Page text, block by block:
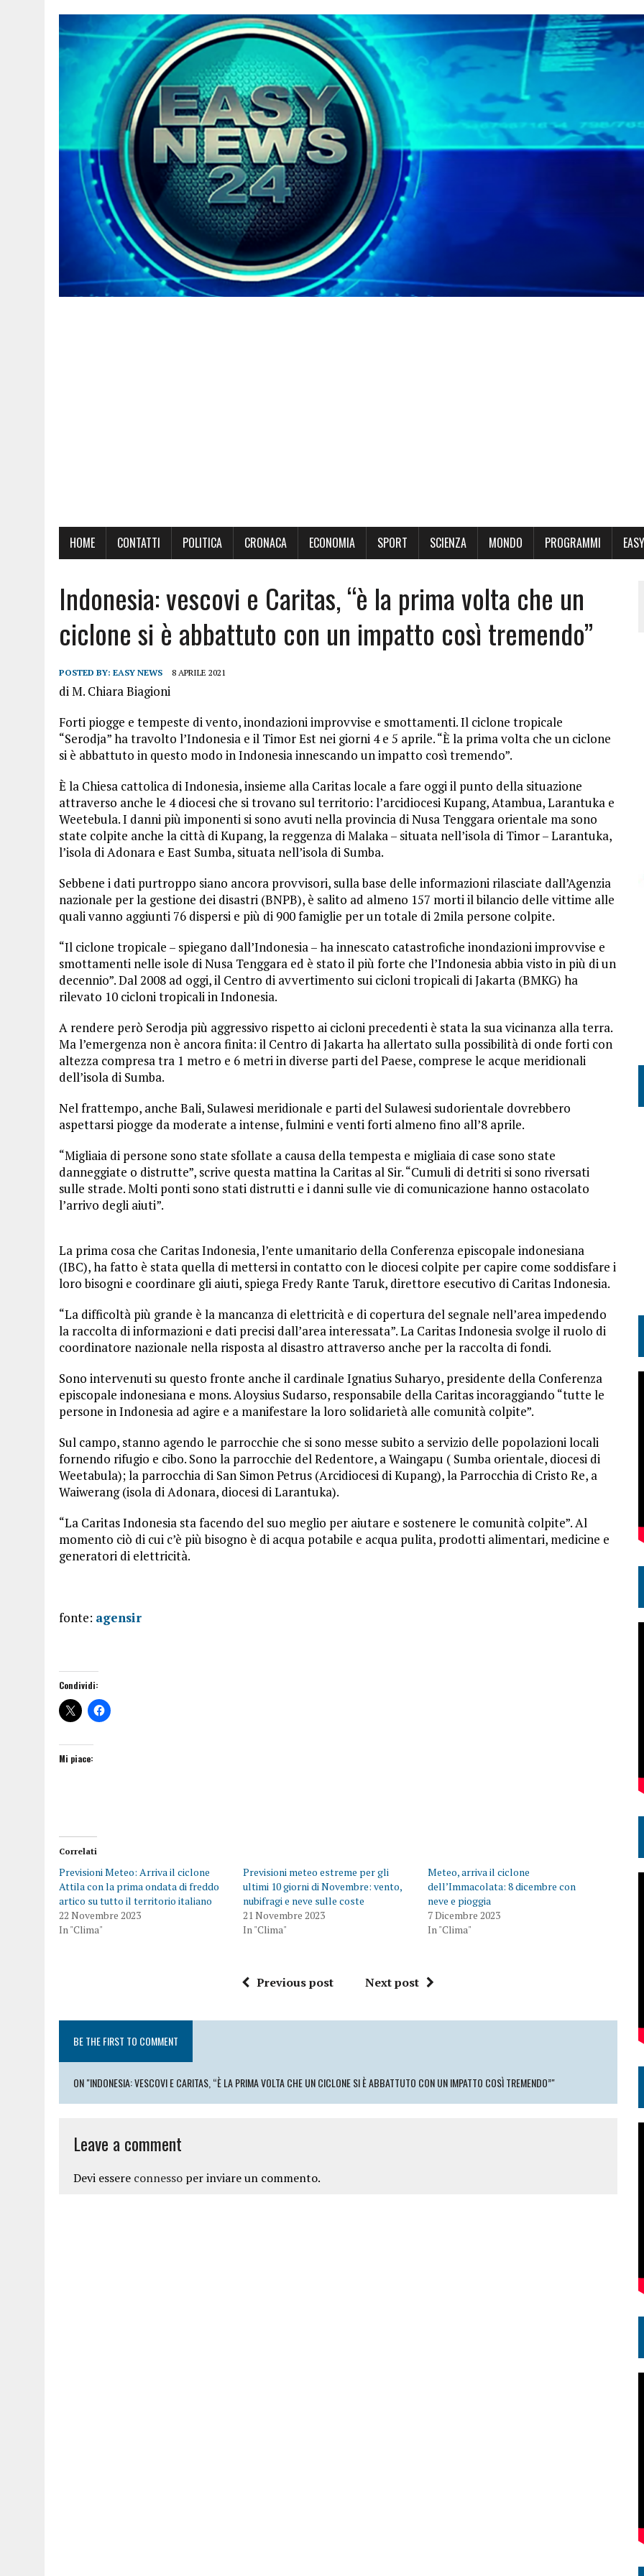
HOME CONTATTI POLITICA CRONACA ECONOMIA SPORT SCIENZA MONDO PROGRAMMI
Indonesia: vescovi e Caritas, “è la prima volta che un
ciclone si è abbattuto con un impatto così tremendo”
POSTED BY: EASY NEWS 8 APRILE 2021
di M. Chiara Biagioni
Forti piogge e tempeste di vento, inondazioni improvvise e smottamenti. Il ciclone tropicale
“Serodja” ha travolto l’Indonesia e il Timor Est nei giorni 4 e 5 aprile. “È la prima volta che un ciclone
si è abbattuto in questo modo in Indonesia innescando un impatto così tremendo”.
È la Chiesa cattolica di Indonesia, insieme alla Caritas locale a fare oggi il punto della situazione
attraverso anche le 4 diocesi che si trovano sul territorio: l’arcidiocesi Kupang, Atambua, Larantuka e
Weetebula. I danni più imponenti si sono avuti nella provincia di Nusa Tenggara orientale ma sono
state colpite anche la città di Kupang, la reggenza di Malaka – situata nell’isola di Timor – Larantuka,
l’isola di Adonara e East Sumba, situata nell’isola di Sumba.
Sebbene i dati purtroppo siano ancora provvisori, sulla base delle informazioni rilasciate dall’Agenzia
nazionale per la gestione dei disastri (BNPB), è salito ad almeno 157 morti il bilancio delle vittime alle
quali vanno aggiunti 76 dispersi e più di 900 famiglie per un totale di 2mila persone colpite.
“Il ciclone tropicale – spiegano dall’Indonesia – ha innescato catastrofiche inondazioni improvvise e
smottamenti nelle isole di Nusa Tenggara ed è stato il più forte che l’Indonesia abbia visto in più di un
decennio”. Dal 2008 ad oggi, il Centro di avvertimento sui cicloni tropicali di Jakarta (BMKG) ha
rilevato 10 cicloni tropicali in Indonesia.
A rendere però Serodja più aggressivo rispetto ai cicloni precedenti è stata la sua vicinanza alla terra.
Ma l’emergenza non è ancora finita: il Centro di Jakarta ha allertato sulla possibilità di onde forti con
altezza compresa tra 1 metro e 6 metri in diverse parti del Paese, comprese le acque meridionali
dell’isola di Sumba.
Nel frattempo, anche Bali, Sulawesi meridionale e parti del Sulawesi sudorientale dovrebbero
aspettarsi piogge da moderate a intense, fulmini e venti forti almeno fino all’8 aprile.
“Migliaia di persone sono state sfollate a causa della tempesta e migliaia di case sono state
danneggiate o distrutte”, scrive questa mattina la Caritas al Sir. “Cumuli di detriti si sono riversati
sulle strade. Molti ponti sono stati distrutti e i danni sulle vie di comunicazione hanno ostacolato
l’arrivo degli aiuti”.
La prima cosa che Caritas Indonesia, l’ente umanitario della Conferenza episcopale indonesiana
(IBC), ha fatto è stata quella di mettersi in contatto con le diocesi colpite per capire come soddisfare i
loro bisogni e coordinare gli aiuti, spiega Fredy Rante Taruk, direttore esecutivo di Caritas Indonesia.
“La difficoltà più grande è la mancanza di elettricità e di copertura del segnale nell’area impedendo
la raccolta di informazioni e dati precisi dall’area interessata”. La Caritas Indonesia svolge il ruolo di
coordinatore nazionale nella risposta al disastro attraverso anche per la raccolta di fondi.
Sono intervenuti su questo fronte anche il cardinale Ignatius Suharyo, presidente della Conferenza
episcopale indonesiana e mons. Aloysius Sudarso, responsabile della Caritas incoraggiando “tutte le
persone in Indonesia ad agire e a manifestare la loro solidarietà alle comunità colpite”.
Sul campo, stanno agendo le parrocchie che si sono messe subito a servizio delle popolazioni locali
fornendo rifugio e cibo. Sono la parrocchie del Redentore, a Waingapu ( Sumba orientale, diocesi di
Weetabula); la parrocchia di San Simon Petrus (Arcidiocesi di Kupang), la Parrocchia di Cristo Re, a
Waiwerang (isola di Adonara, diocesi di Larantuka).
“La Caritas Indonesia sta facendo del suo meglio per aiutare e sostenere le comunità colpite”. Al
momento ciò di cui c’è più bisogno è di acqua potabile e acqua pulita, prodotti alimentari, medicine e
generatori di elettricità.
fonte: agensir
Condividi:
Mi piace:
Correlati
Previsioni Meteo: Arriva il ciclone
Attila con la prima ondata di freddo
artico su tutto il territorio italiano
22 Novembre 2023
In "Clima"
Previsioni meteo estreme per gli
ultimi 10 giorni di Novembre: vento,
nubifragi e neve sulle coste
21 Novembre 2023
In "Clima"
Meteo, arriva il ciclone
dell’Immacolata: 8 dicembre con
neve e pioggia
7 Dicembre 2023
In "Clima"
Previous post Next post
BE THE FIRST TO COMMENT
ON "INDONESIA: VESCOVI E CARITAS, “È LA PRIMA VOLTA CHE UN CICLONE SI È ABBATTUTO CON UN IMPATTO COSÌ TREMENDO”"
Leave a comment
Devi essere connesso per inviare un commento.